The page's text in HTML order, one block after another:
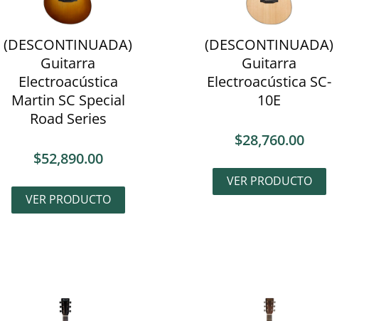
(DESCONTINUADA)
Guitarra
Electroacústica
Martin SC Special
Road Series
$52,890.00
VER PRODUCTO
(DESCONTINUADA)
Guitarra
Electroacústica SC-
10E
$28,760.00
VER PRODUCTO